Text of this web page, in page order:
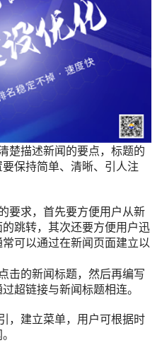
楚描述新闻的要点，标题的
保持简单、清晰、引人注
要求，首先要方便用户从新
跳转，其次还要方便用户迅
可以通过在新闻页面建立以
击的新闻标题，然后再编写
超链接与新闻标题相连。
，建立菜单，用户可根据时